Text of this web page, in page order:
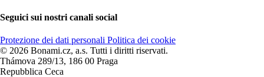
Seguici sui nostri canali social
Protezione dei dati personali Politica dei cookie
© 2026 Bonami.cz, a.s. Tutti i diritti riservati.
Thámova 289/13, 186 00 Praga
Repubblica Ceca